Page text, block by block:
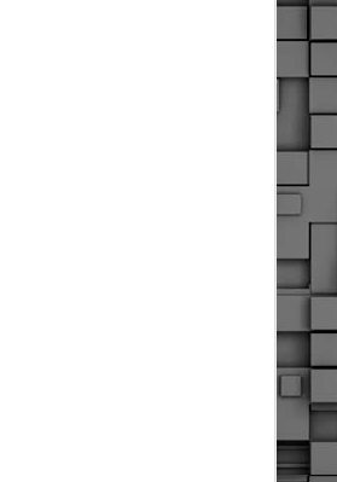
αστυνομικούς, οι οποίοι έχουν
εκπαίδευσή τους και
καθήκοντα.
οποία θα χρησιμοποιούνται για
μετακινήσεις των